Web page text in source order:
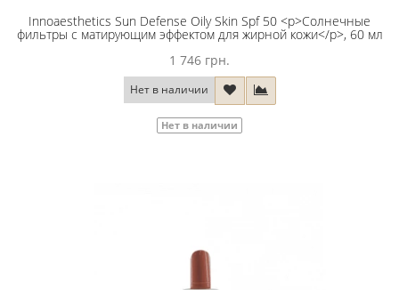
Innoaesthetics Sun Defense Oily Skin Spf 50 <p>Солнечные
фильтры с матирующим эффектом для жирной кожи</p>, 60 мл
1 746 грн.
Нет в наличии
Нет в наличии